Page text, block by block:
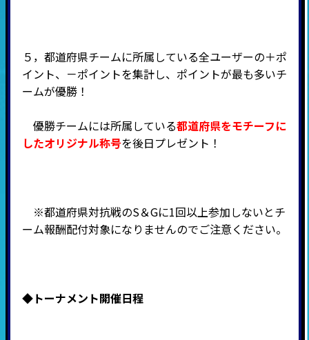
５，都道府県チームに所属している全ユーザーの＋ポ
イント、－ポイントを集計し、ポイントが最も多いチ
ームが優勝！
優勝チームには所属している都道府県をモチーフに
したオリジナル称号を後日プレゼント！
※都道府県対抗戦のS＆Gに1回以上参加しないとチ
ーム報酬配付対象になりませんのでご注意ください。
◆トーナメント開催日程